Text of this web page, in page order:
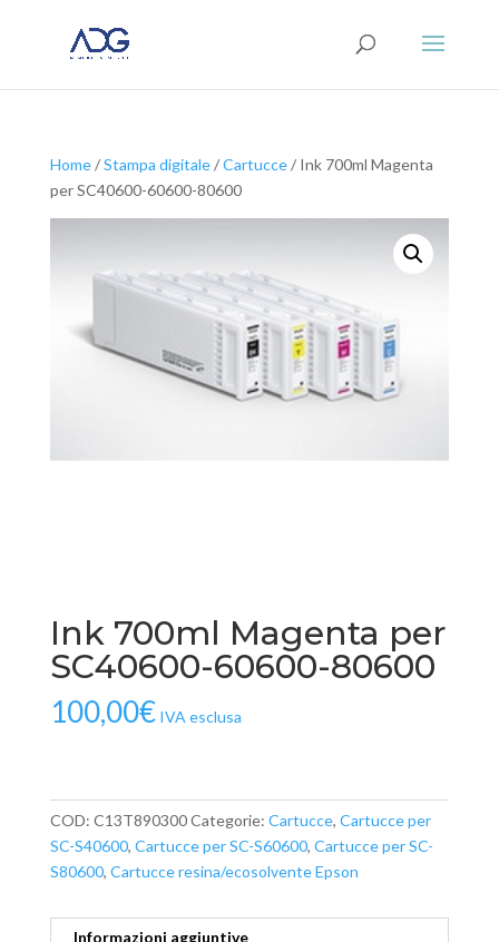
Home/Stampa digitale/Cartucce/ Ink 700ml Magenta
per SC40600-60600-80600
Ink 700ml Magenta per
SC40600-60600-80600
100,00€ IVA esclusa
COD: C13T890300Categorie: Cartucce, Cartucce per
SC-S40600, Cartucce per SC-S60600, Cartucce per SC-
S80600, Cartucce resina/ecosolvente Epson
Informazioni aggiuntive